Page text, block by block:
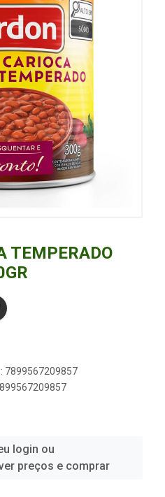
TEMPERADO
7899567209857
login ou
preços e comprar